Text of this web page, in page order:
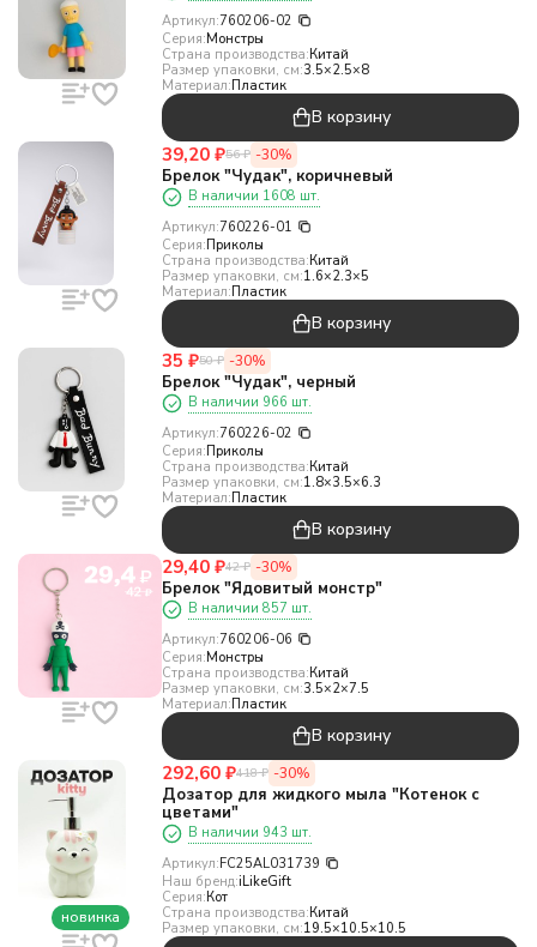
Артикул:760206-02
Серия:Монстры
Страна производства:Китай
Размер упаковки, см:3.5×2.5×8
Материал:Пластик
В корзину
39,20 ₽56 ₽ -30%
Брелок "Чудак", коричневый
В наличии 1608 шт.
Артикул:760226-01
Серия:Приколы
Страна производства:Китай
Размер упаковки, см:1.6×2.3×5
Материал:Пластик
В корзину
35 ₽50 ₽ -30%
Брелок "Чудак", черный
В наличии 966 шт.
Артикул:760226-02
Серия:Приколы
Страна производства:Китай
Размер упаковки, см:1.8×3.5×6.3
Материал:Пластик
В корзину
29,40 ₽42 ₽ -30%
Брелок "Ядовитый монстр"
В наличии 857 шт.
Артикул:760206-06
Серия:Монстры
Страна производства:Китай
Размер упаковки, см:3.5×2×7.5
Материал:Пластик
В корзину
новинка
292,60 ₽418 ₽ -30%
Дозатор для жидкого мыла "Котенок с
цветами"
В наличии 943 шт.
Артикул:FC25AL031739
Наш бренд:iLikeGift
Серия:Кот
Страна производства:Китай
Размер упаковки, см:19.5×10.5×10.5